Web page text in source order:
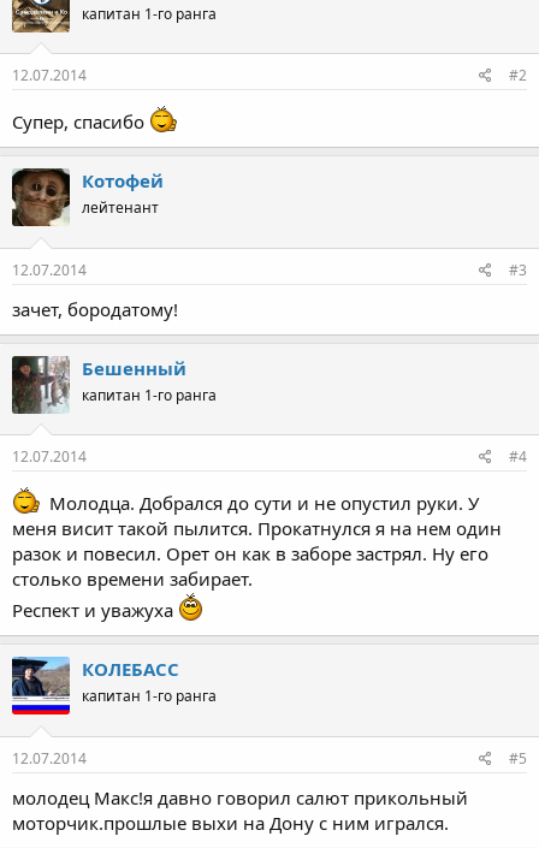
капитан 1-го ранга
12.07.2014 #2
Супер, спасибо
Котофей
лейтенант
12.07.2014 #3
зачет, бородатому!
Бешенный
капитан 1-го ранга
12.07.2014 #4
Молодца. Добрался до сути и не опустил руки. У
меня висит такой пылится. Прокатнулся я на нем один
разок и повесил. Орет он как в заборе застрял. Ну его
столько времени забирает.
Респект и уважуха
КОЛЕБАСС
капитан 1-го ранга
12.07.2014 #5
молодец Макс!я давно говорил салют прикольный
моторчик.прошлые выхи на Дону с ним игрался.